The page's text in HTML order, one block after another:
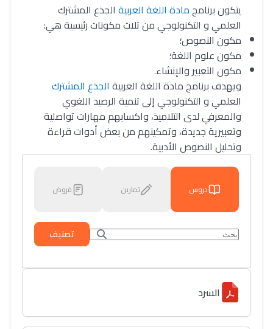
يتكون برنامجمادة اللغة العربية الجذع المشترك
العلمي و التكنولوجي من ثلاث مكونات رئيسية هي:
مكون النصوص؛
مكون علوم اللغة؛
مكون التعبير والإنشاء.
ويهدف برنامج مادة اللغة العربية الجذع المشترك
العلمي و التكنولوجي إلى تنمية الرصيد اللغوي
والمعرفي لدى التلاميذ، واكسابهم مهارات تواصلية
وتعبيرية جديدة، وتمكينهم من بعض أدوات قراءة
وتحليل النصوص الأدبية.
دروس تمارين فروض
تصنيف
السرد